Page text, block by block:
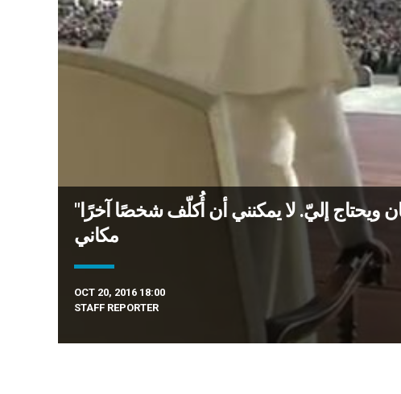
"البابا: "هناك على الدّوام شخص جائع وعطشان ويحتاج إليّ. لا يمكنني أن أُكلّف شخصًا آخرًا
مكاني
OCT 20, 2016 18:00
STAFF REPORTER